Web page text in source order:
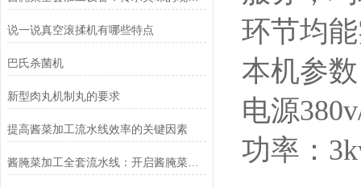
说一说真空滚揉机有哪些特点
巴氏杀菌机
新型肉丸机制丸的要求
提高酱菜加工流水线效率的关键因素
环节均
本机参
电源
功率：